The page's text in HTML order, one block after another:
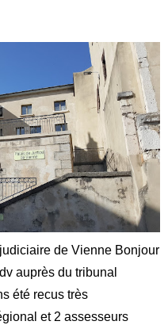
de Vienne Bonjour
auprès du tribunal
été recus très
et 2 assesseurs